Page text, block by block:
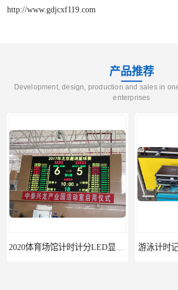
http://www.gdjcxf119.com
产品推荐
Development, design, production and sales in
enterprises
游泳计时